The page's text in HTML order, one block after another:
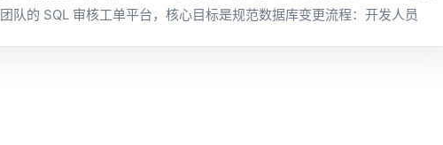
团队的 SQL 审核工单平台，核心目标是规范数据库变更流程：开发人员